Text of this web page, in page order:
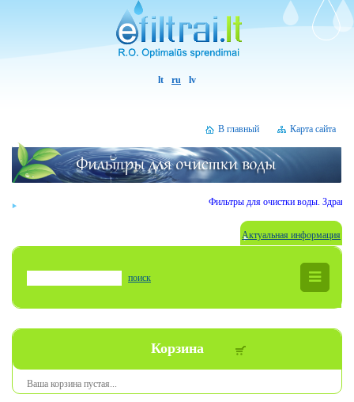
lt ru lv
Карта сайта
В главный
Фильтры для очистки воды.
Актуальная информация
поиск
Корзина
Ваша корзина пустая...